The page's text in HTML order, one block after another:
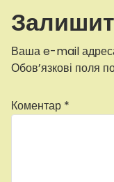
Ваша e-mail
Обов’язкові поля
Коментар *